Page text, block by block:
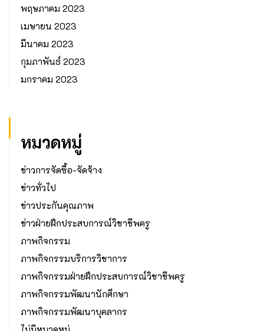
พฤษภาคม 2023
เมษายน 2023
มีนาคม 2023
กุมภาพันธ์ 2023
มกราคม 2023
หมวดหมู่
ข่าวการจัดซื้อ-จัดจ้าง
ข่าวทั่วไป
ข่าวประกันคุณภาพ
ข่าวฝ่ายฝึกประสบการณ์วิชาชีพครู
ภาพกิจกรรม
ภาพกิจกรรมบริการวิชาการ
ภาพกิจกรรมฝ่ายฝึกประสบการณ์วิชาชีพครู
ภาพกิจกรรมพัฒนานักศึกษา
ภาพกิจกรรมพัฒนาบุคลากร